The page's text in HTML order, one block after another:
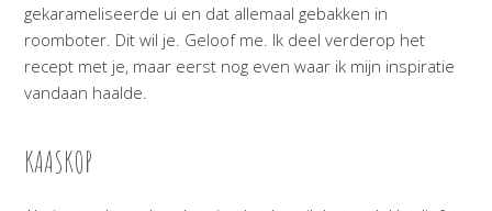
gekarameliseerde ui en dat allemaal gebakken in
roomboter. Dit wil je. Geloof me. Ik deel verderop het
recept met je, maar eerst nog even waar ik mijn inspiratie
vandaan haalde.
KAASKOP